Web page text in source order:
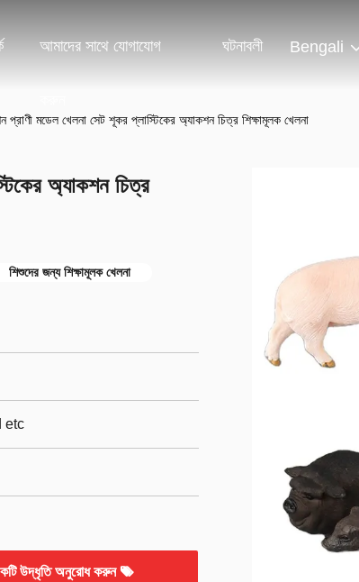
আমাদের সাথে যোগাযোগ ঘটনাবলী Bengali
প্রাণী মডেল খেলনা সেট শূকর প্লাস্টিকের অ্যাকশন চিত্র শিক্ষামূলক খেলনা
অ্যাকশন চিত্র
শিশুদের জন্য শিক্ষামূলক খেলনা
etc
উদ্ধৃতি অনুরোধ করুন